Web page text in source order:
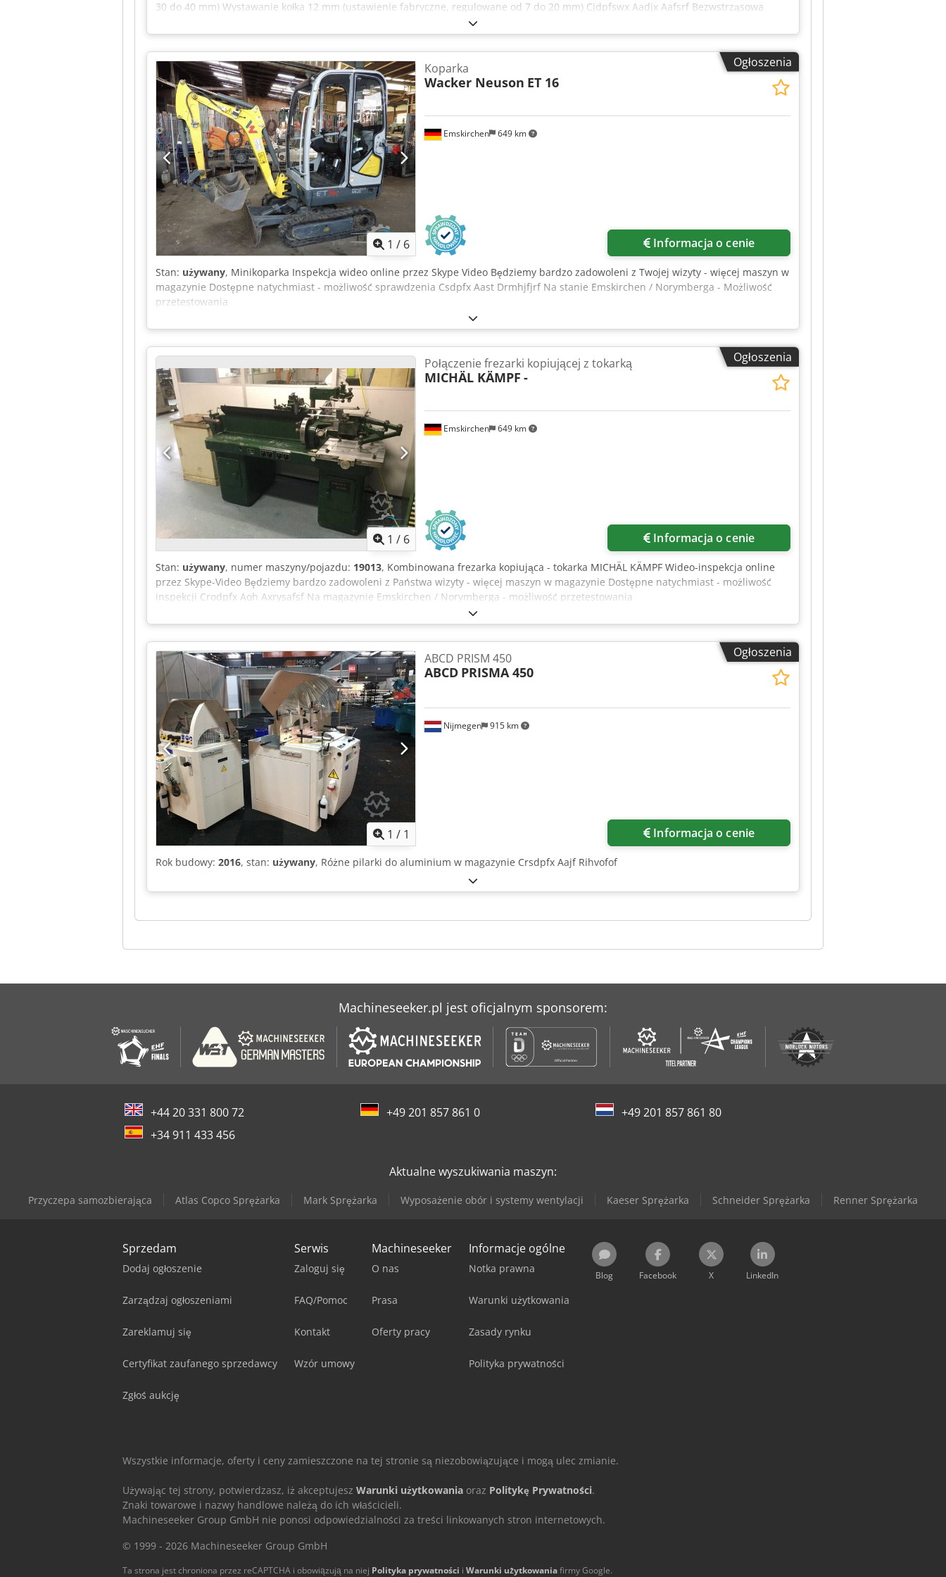
30 do 40 mm) Wystawanie kołka 12 mm (ustawienie fabryczne, regulowane od 7 do 20 mm) Cjdpfswx Aadjx Aafsrf Bezwstrząsowa
pistolet do wstrzeliwania kołków Podajnik wibracyjny do transportu kołków Kontrola średnicy i długości kołków z systemem Auto-DL-
Selekt - System zaopatrzenia w wodę dla wstępnie klejonych kołków Zbiornik na wodę (zbiornik ze stali nierdzewnej 7,5 l) Zamknięty
system wodny z ciśnieniem 6 bar i dyszą natryskową - Sterowanie elektroniczne z: Główny wyłącznik Wł./Wył. Przełącznik programów
Woda / Woda + wstrzeliwanie Potencjometr do podawania kołków przez podajnik wibracyjny Potencjometr do regulacji ilości
wtryskiwanej wody Lampka kontrolna wskazująca minimalny poziom wody w zbiorniku - Podwozie - Ciśnienie powietrza: 6 bar /
Zasilanie: 230V, 1-faza, 50Hz HoKuTech DübelJet z opcją obróbki otworu przeciwległego: 1 sztuka HoKuTech | DübelJet z zestawem
rozszerzającym do LeimJet w tym urządzenia do zawieszenia/podłączenia w DübelJet w tym regulowane zawieszenie do węża
klejowego w zestawie: 1 HoKuTech | LeimJet Urządzenie dozujące klej do obróbki otworu przeciwległego Lepkość do klejów PVAc do
75.000 mPas W zestawie dysza kołkowa na Ø 8 mm, dysza ostra Lokalizacja: Flörsheim Dostępność: natychmiast
Ogłoszenia
1 / 6
Emskirchen 649 km
Koparka
Wacker Neuson ET 16
Informacja o cenie
Stan: używany, Minikoparka Inspekcja wideo online przez Skype Video Będziemy bardzo zadowoleni z Twojej wizyty - więcej maszyn w
magazynie Dostępne natychmiast - możliwość sprawdzenia Csdpfx Aast Drmhjfjrf Na stanie Emskirchen / Norymberga - Możliwość
przetestowania
Ogłoszenia
1 / 6
Emskirchen 649 km
Połączenie frezarki kopiującej z tokarką
MICHÄL KÄMPF -
Informacja o cenie
Stan: używany, numer maszyny/pojazdu: 19013, Kombinowana frezarka kopiująca - tokarka MICHÄL KÄMPF Wideo-inspekcja online
przez Skype-Video Będziemy bardzo zadowoleni z Państwa wizyty - więcej maszyn w magazynie Dostępne natychmiast - możliwość
inspekcji Crodpfx Aoh Axrysafsf Na magazynie Emskirchen / Norymberga - możliwość przetestowania
Ogłoszenia
1 / 1
Nijmegen 915 km
ABCD PRISM 450
ABCD PRISMA 450
Informacja o cenie
Rok budowy: 2016, stan: używany, Różne pilarki do aluminium w magazynie Crsdpfx Aajf Rihvofof
Machineseeker.pl jest oficjalnym sponsorem:
+44 20 331 800 72 +49 201 857 861 0
+49 201 857 861 80
+34 911 433 456
Aktualne wyszukiwania maszyn:
Przyczepa samozbierająca Atlas Copco Sprężarka Mark Sprężarka Wyposażenie obór i systemy wentylacji Kaeser Sprężarka Schneider Sprężarka Renner Sprężarka
Sprzedam
Dodaj ogłoszenie
Zarządzaj ogłoszeniami
Zareklamuj się
Certyfikat zaufanego sprzedawcy
Zgłoś aukcję
Serwis
Zaloguj się
FAQ/Pomoc
Kontakt
Wzór umowy
Machineseeker
O nas
Prasa
Oferty pracy
Informacje ogólne
Notka prawna
Warunki użytkowania
Zasady rynku
Polityka prywatności
Blog Facebook X LinkedIn
Wszystkie informacje, oferty i ceny zamieszczone na tej stronie są niezobowiązujące i mogą ulec zmianie.
Używając tej strony, potwierdzasz, iż akceptujesz Warunki użytkowania oraz Politykę Prywatności.
Znaki towarowe i nazwy handlowe należą do ich właścicieli.
Machineseeker Group GmbH nie ponosi odpowiedzialności za treści linkowanych stron internetowych.
© 1999 - 2026 Machineseeker Group GmbH
Ta strona jest chroniona przez reCAPTCHA i obowiązują na niej Polityka prywatności i Warunki użytkowaniafirmy Google.